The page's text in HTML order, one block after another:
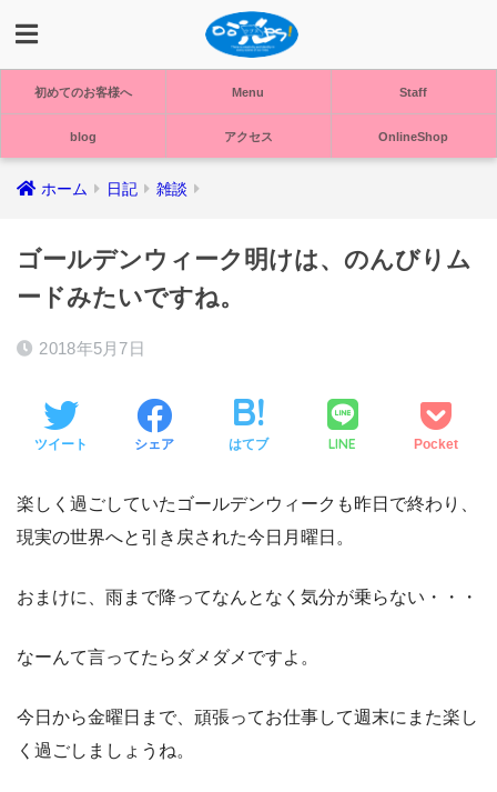
初めてのお客様へ Menu Staff
blog アクセス OnlineShop
ホーム 日記 雑談
ゴールデンウィーク明けは、のんびりム
ードみたいですね。
2018年5月7日
ツイート シェア はてブ LINE Pocket
楽しく過ごしていたゴールデンウィークも昨日で終わり、
現実の世界へと引き戻された今日月曜日。
おまけに、雨まで降ってなんとなく気分が乗らない・・・
なーんて言ってたらダメダメですよ。
今日から金曜日まで、頑張ってお仕事して週末にまた楽し
く過ごしましょうね。